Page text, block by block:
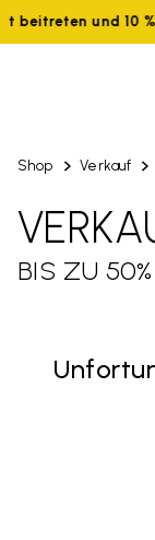
beitreten und 10
Shop Verkauf
BIS ZU